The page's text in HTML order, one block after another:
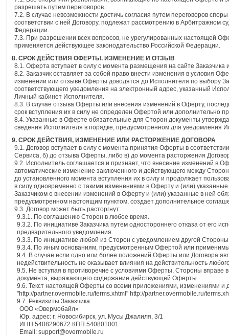
разрешать путем переговоров.
7.2. В случае невозможности достичь согласия путем переговоров
соответствии с ней Договору, подлежат рассмотрению в Арбитражном
Федерации.
7.3. При разрешении всех вопросов, не урегулированных настоящей
применяется действующее законодательство Российской Федерации.
8. СРОК ДЕЙСТВИЯ ОФЕРТЫ. ИЗМЕНЕНИЕ И ОТЗЫВ
8.1. Оферта вступает в силу с момента размещения на сайте Заказчика
8.2. Заказчик оставляет за собой право внести изменения в условия
изменении или отзыве Оферты доводятся до Исполнителя по выбору
соответствующего уведомления на электронный адрес, указанный
Личный кабинет Исполнителя.
8.3. В случае отзыва Оферты или внесения изменений в Оферту,
срок вступления их в силу не определен Офертой или дополнительно
8.4. Указанные в Оферте обязательные для Сторон документы
сведения Исполнителя в порядке, предусмотренном для уведомления
9. СРОК ДЕЙСТВИЯ, ИЗМЕНЕНИЕ ИЛИ РАСТОРЖЕНИЕ ДОГОВОРА
9.1. Договор вступает в силу с момента принятия Оферты в
Сервиса, б) до отзыва Оферты, либо в) до момента расторжения
9.2. Исполнитель соглашается и признает, что внесение изменений в
автоматические изменение заключенного и действующего между
до установленного момента вступления их в силу и продолжает
в силу одновременно с такими изменениями в Оферту и (или)
Заказчиком о внесении изменений в Оферту и (или) указанные в ней
предусмотренном настоящим пунктом, создает дополнительное
9.3. Договор может быть расторгнут:
9.3.1. По соглашению Сторон в любое время.
9.3.2. По инициативе Заказчика путем одностороннего отказа от его
предварительного уведомления.
9.3.3. По инициативе любой из Сторон с уведомлением другой
9.3.4. По иным основаниям, предусмотренным Офертой или
9.4. В случае если одно или более положений Оферты или Договора
недействительность не оказывает влияния на действительность
9.5. Не вступая в противоречие с условиями Оферты, Стороны вправе
документа, выражающего содержание действующей Оферты.
9.6. Текст настоящей Оферты со всеми приложениями, изменениями и
"http://partner.overmobile.ru/terms.xhtml" http://partner.overmobile.ru/
9.7. Реквизиты Заказчика:
ООО «Овермобайл»
Юр. адрес: г. Новосибирск, ул. Мусы Джалиля, 3/1
ИНН 5408290672 КПП 540801001
Email: support@overmobile.ru